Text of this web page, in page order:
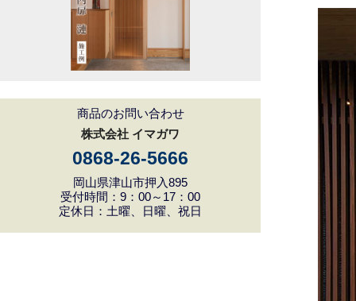
商品のお問い合わせ
株式会社 イマガワ
0868-26-5666
岡山県津山市押入895
受付時間：9：00～17：00
定休日：土曜、日曜、祝日